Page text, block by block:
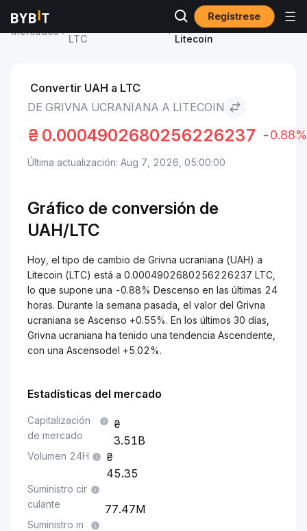
Regístrese
Mercados
LTC
Grivna ucraniana to
Litecoin
Convertir UAH a LTC
DE GRIVNA UCRANIANA A LITECOIN
₴ 0.0004902680256226237 -0.88%
Última actualización: Aug 7, 2026, 05:00:00
Gráfico de conversión de
UAH/LTC
Hoy, el tipo de cambio de Grivna ucraniana (UAH) a
Litecoin (LTC) está a 0.0004902680256226237 LTC,
lo que supone una -0.88% Descenso en las últimas 24
horas. Durante la semana pasada, el valor del Grivna
ucraniana se Ascenso +0.55%. En los últimos 30 días,
Grivna ucraniana ha tenido una tendencia Ascendente,
con una Ascensodel +5.02%.
Estadísticas del mercado
Capitalización
de mercado
3.51B
Volumen 24H
45.35
Suministro cir
culante
77.47M
Suministro m